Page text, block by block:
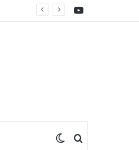
Search
Switch